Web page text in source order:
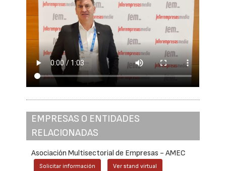
EMPRESAS O ENTIDADES
RELACIONADAS
Asociación Multisectorial de Empresas - AMEC
Solicitar información Ver stand virtual